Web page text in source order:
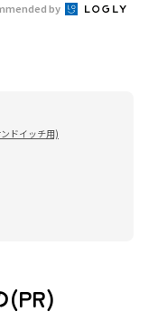
by
ドイッチ用)
(PR)